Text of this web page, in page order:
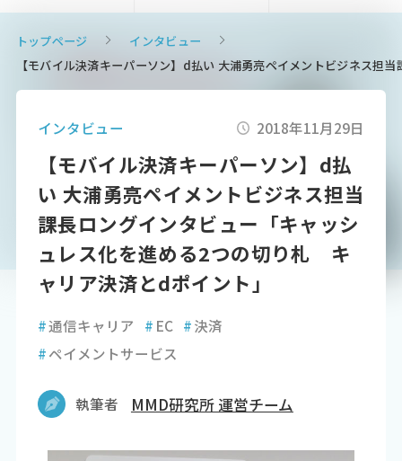
トップページ
インタビュー
【モバイル決済キーパーソン】d払い 大浦勇亮ペイメントビジネス
インタビュー 2018年11月29日
【モバイル決済キーパーソン】d払
い 大浦勇亮ペイメントビジネス担当
課長ロングインタビュー「キャッシ
ュレス化を進める2つの切り札 キ
ャリア決済とdポイント」
#通信キャリア # EC #決済
#ペイメントサービス
執筆者 MMD研究所 運営チーム